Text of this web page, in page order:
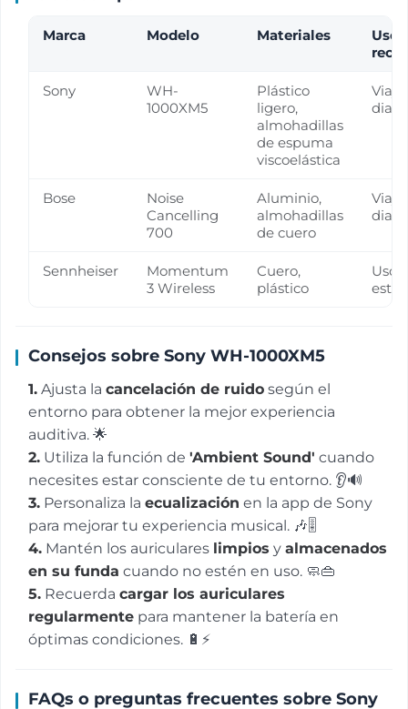
Marca Modelo Materiales
Uso
Sony
WH-
1000XM5
Plástico
ligero,
almohadillas
de espuma
viscoelástica
Bose
Noise
Cancelling
700
Aluminio,
almohadillas
de cuero
Sennheiser
Momentum
3 Wireless
Cuero,
plástico
Uso
Consejos sobre Sony WH-1000XM5
1. Ajusta la cancelación de ruido según el
entorno para obtener la mejor experiencia
auditiva. 🌟
2. Utiliza la función de 'Ambient Sound' cuando
necesites estar consciente de tu entorno. 👂🔊
3. Personaliza la ecualización en la app de Sony
para mejorar tu experiencia musical. 🎶🎚️
4. Mantén los auriculares limpios y almacenados
en su funda cuando no estén en uso. 🧼👜
5. Recuerda cargar los auriculares
regularmente para mantener la batería en
óptimas condiciones. 🔋⚡
FAQs o preguntas frecuentes sobre Sony